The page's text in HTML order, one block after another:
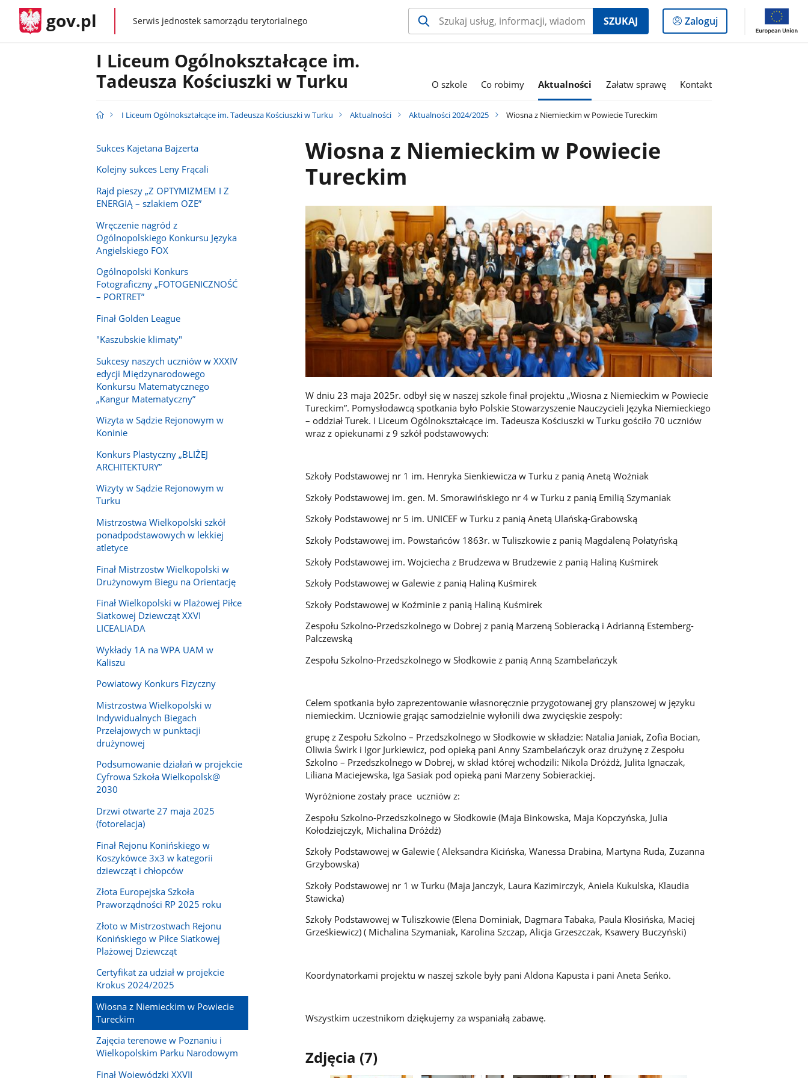
gov.pl gov.plSerwis jednostek samorządu terytorialnego SZUKAJ
Logowanie
do
Zaloguj
I Liceum Ogólnokształcące im.
Tadeusza Kościuszki w Turku
O szkole Co robimy Aktualności Załatw sprawę Kontakt
I Liceum Ogólnokształcące im. Tadeusza Kościuszki w Turku Aktualności Aktualności 2024/2025 Wiosna z Niemieckim w Powiecie Tureckim
Sukces Kajetana Bajzerta
Kolejny sukces Leny Frącali
Rajd pieszy „Z OPTYMIZMEM I Z
ENERGIĄ – szlakiem OZE”
Wręczenie nagród z
Ogólnopolskiego Konkursu Języka
Angielskiego FOX
Ogólnopolski Konkurs
Fotograficzny „FOTOGENICZNOŚĆ
– PORTRET”
Finał Golden League
"Kaszubskie klimaty"
Sukcesy naszych uczniów w XXXIV
edycji Międzynarodowego
Konkursu Matematycznego
„Kangur Matematyczny”
Wizyta w Sądzie Rejonowym w
Koninie
Konkurs Plastyczny „BLIŻEJ
ARCHITEKTURY”
Wizyty w Sądzie Rejonowym w
Turku
Mistrzostwa Wielkopolski szkół
ponadpodstawowych w lekkiej
atletyce
Finał Mistrzostw Wielkopolski w
Drużynowym Biegu na Orientację
Finał Wielkopolski w Plażowej Piłce
Siatkowej Dziewcząt XXVI
LICEALIADA
Wykłady 1A na WPA UAM w
Kaliszu
Powiatowy Konkurs Fizyczny
Mistrzostwa Wielkopolski w
Indywidualnych Biegach
Przełajowych w punktacji
drużynowej
Podsumowanie działań w projekcie
Cyfrowa Szkoła Wielkopolsk@
2030
Drzwi otwarte 27 maja 2025
(fotorelacja)
Finał Rejonu Konińskiego w
Koszykówce 3x3 w kategorii
dziewcząt i chłopców
Złota Europejska Szkoła
Praworządności RP 2025 roku
Złoto w Mistrzostwach Rejonu
Konińskiego w Piłce Siatkowej
Plażowej Dziewcząt
Certyfikat za udział w projekcie
Krokus 2024/2025
Wiosna z Niemieckim w Powiecie
Tureckim
Zajęcia terenowe w Poznaniu i
Wielkopolskim Parku Narodowym
Finał Wojewódzki XXVII
Wiosna z Niemieckim w Powiecie
Tureckim
W dniu 23 maja 2025r. odbył się w naszej szkole finał projektu „Wiosna z Niemieckim w Powiecie
Tureckim”. Pomysłodawcą spotkania było Polskie Stowarzyszenie Nauczycieli Języka Niemieckiego
– oddział Turek. I Liceum Ogólnokształcące im. Tadeusza Kościuszki w Turku gościło 70 uczniów
wraz z opiekunami z 9 szkół podstawowych:
Szkoły Podstawowej nr 1 im. Henryka Sienkiewicza w Turku z panią Anetą Woźniak
Szkoły Podstawowej im. gen. M. Smorawińskiego nr 4 w Turku z panią Emilią Szymaniak
Szkoły Podstawowej nr 5 im. UNICEF w Turku z panią Anetą Ulańską-Grabowską
Szkoły Podstawowej im. Powstańców 1863r. w Tuliszkowie z panią Magdaleną Połatyńską
Szkoły Podstawowej im. Wojciecha z Brudzewa w Brudzewie z panią Haliną Kuśmirek
Szkoły Podstawowej w Galewie z panią Haliną Kuśmirek
Szkoły Podstawowej w Koźminie z panią Haliną Kuśmirek
Zespołu Szkolno-Przedszkolnego w Dobrej z panią Marzeną Sobieracką i Adrianną Estemberg-
Palczewską
Zespołu Szkolno-Przedszkolnego w Słodkowie z panią Anną Szambelańczyk
Celem spotkania było zaprezentowanie własnoręcznie przygotowanej gry planszowej w języku
niemieckim. Uczniowie grając samodzielnie wyłonili dwa zwycięskie zespoły:
grupę z Zespołu Szkolno – Przedszkolnego w Słodkowie w składzie: Natalia Janiak, Zofia Bocian,
Oliwia Świrk i Igor Jurkiewicz, pod opieką pani Anny Szambelańczyk oraz drużynę z Zespołu
Szkolno – Przedszkolnego w Dobrej, w skład której wchodzili: Nikola Dróżdż, Julita Ignaczak,
Liliana Maciejewska, Iga Sasiak pod opieką pani Marzeny Sobierackiej.
Wyróżnione zostały prace uczniów z:
Zespołu Szkolno-Przedszkolnego w Słodkowie (Maja Binkowska, Maja Kopczyńska, Julia
Kołodziejczyk, Michalina Dróżdż)
Szkoły Podstawowej w Galewie ( Aleksandra Kicińska, Wanessa Drabina, Martyna Ruda, Zuzanna
Grzybowska)
Szkoły Podstawowej nr 1 w Turku (Maja Janczyk, Laura Kazimirczyk, Aniela Kukulska, Klaudia
Stawicka)
Szkoły Podstawowej w Tuliszkowie (Elena Dominiak, Dagmara Tabaka, Paula Kłosińska, Maciej
Grześkiewicz) ( Michalina Szymaniak, Karolina Szczap, Alicja Grzeszczak, Ksawery Buczyński)
Koordynatorkami projektu w naszej szkole były pani Aldona Kapusta i pani Aneta Seńko.
Wszystkim uczestnikom dziękujemy za wspaniałą zabawę.
Zdjęcia (7)